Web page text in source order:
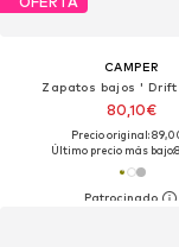
CAMPER
Zapatos bajos '
80,10€
Precio original:
Último precio más bajo: